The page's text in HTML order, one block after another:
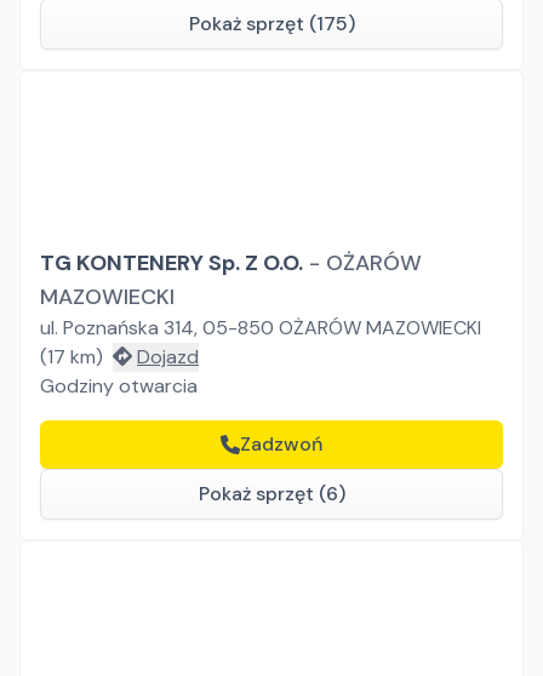
Pokaż sprzęt (175)
TG KONTENERY Sp. Z O.O. - OŻARÓW
MAZOWIECKI
ul. Poznańska 314, 05-850 OŻARÓW MAZOWIECKI
(17 km)
Dojazd
Godziny otwarcia
Zadzwoń
Pokaż sprzęt (6)